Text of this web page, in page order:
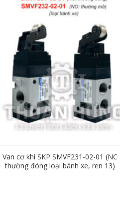
Van cơ khí SKP SMVF231-02-01 (NC
thường đóng loại bánh xe, ren 13)